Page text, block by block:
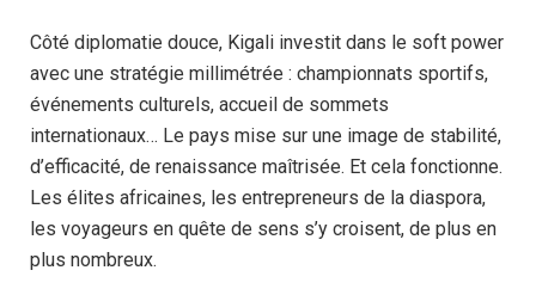
Côté diplomatie douce, Kigali investit dans le soft power
avec une stratégie millimétrée : championnats sportifs,
événements culturels, accueil de sommets
internationaux… Le pays mise sur une image de stabilité,
d’efficacité, de renaissance maîtrisée. Et cela fonctionne.
Les élites africaines, les entrepreneurs de la diaspora,
les voyageurs en quête de sens s’y croisent, de plus en
plus nombreux.